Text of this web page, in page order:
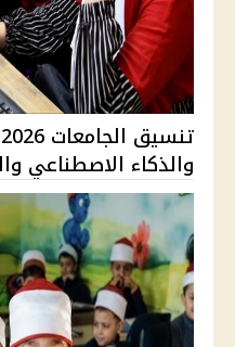
والذكاء الاصطناعي